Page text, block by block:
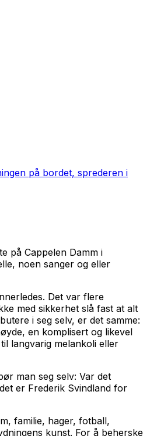
på bordet, sprederen i
på Cappelen Damm i
noen sanger og eller
Det var flere
med sikkerhet slå fast at alt
i seg selv, er det samme:
en komplisert og likevel
langvarig melankoli eller
man seg selv: Var det
er Frederik Svindland for
familie, hager, fotball,
kunst. For å beherske